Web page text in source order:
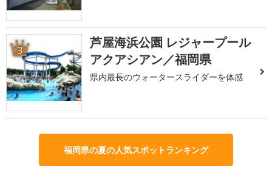
3
芦屋海浜公園 レジャープール
アクアシアン／福岡県
県内最長のウォータースライダーを体感
福岡県の夏の人気スポットランキング